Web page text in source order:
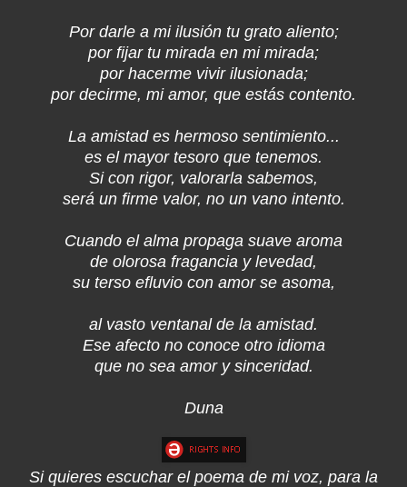
Por darle a mi ilusión tu grato aliento;
por fijar tu mirada en mi mirada;
por hacerme vivir ilusionada;
por decirme, mi amor, que estás contento.
La amistad es hermoso sentimiento...
es el mayor tesoro que tenemos.
Si con rigor, valorarla sabemos,
será un firme valor, no un vano intento.
Cuando el alma propaga suave aroma
de olorosa fragancia y levedad,
su terso efluvio con amor se asoma,
al vasto ventanal de la amistad.
Ese afecto no conoce otro idioma
que no sea amor y sinceridad.
Duna
Si quieres escuchar el poema de mi voz, para la